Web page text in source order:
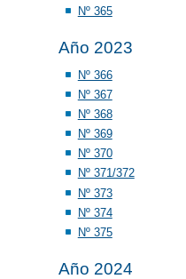
Nº 365
Año 2023
Nº 366
Nº 367
Nº 368
Nº 369
Nº 370
Nº 371/372
Nº 373
Nº 374
Nº 375
Año 2024